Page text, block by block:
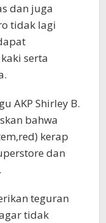
dan juga
tidak lagi
serta
AKP Shirley B.
bahwa
kerap
dan
teguran
tidak